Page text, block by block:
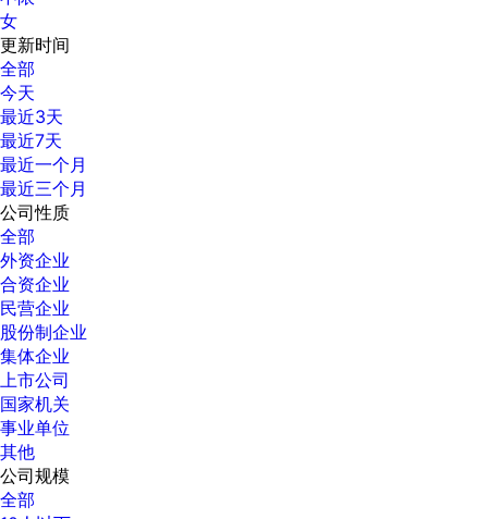
女
更新时间
全部
今天
最近3天
最近7天
最近一个月
最近三个月
公司性质
全部
外资企业
合资企业
民营企业
股份制企业
集体企业
上市公司
国家机关
事业单位
其他
公司规模
全部